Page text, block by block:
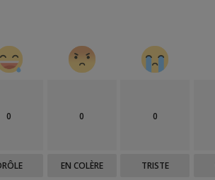
0 0
EN COLÈRE
0
TRISTE
la
Open d'Australie :
Jan 30, 2023
en finale au Grec Stefanos...